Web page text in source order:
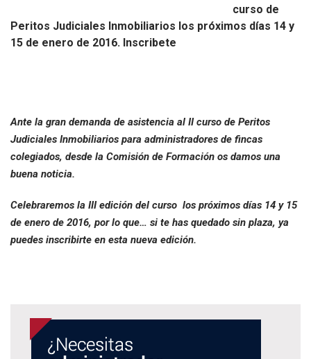
curso de
Peritos Judiciales Inmobiliarios los próximos días 14 y
15 de enero de 2016. Inscribete
Ante la gran demanda de asistencia al II curso de Peritos
Judiciales Inmobiliarios para administradores de fincas
colegiados, desde la Comisión de Formación os damos una
buena noticia.
Celebraremos la III edición del curso los próximos días 14 y 15
de enero de 2016, por lo que… si te has quedado sin plaza, ya
puedes inscribirte en esta nueva edición.